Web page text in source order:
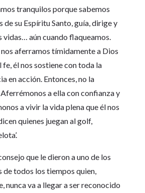
tranquilos porque sabemos
de su Espíritu Santo, guía, dirige y
vidas… aún cuando flaqueamos.
aferramos tímidamente a Dios
él nos sostiene con toda la
en acción. Entonces, no la
a ella con confianza y
a vivir la vida plena que él nos
quienes juegan al golf,
que le dieron a uno de los
todos los tiempos quien,
nunca va a llegar a ser reconocido